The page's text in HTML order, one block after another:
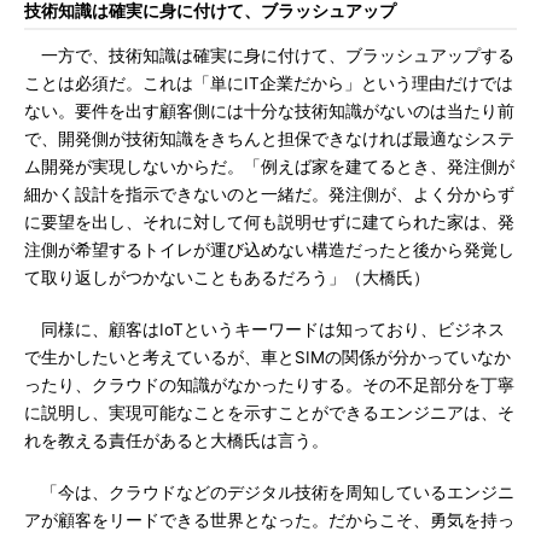
技術知識は確実に身に付けて、ブラッシュアップ
一方で、技術知識は確実に身に付けて、ブラッシュアップする
ことは必須だ。これは「単にIT企業だから」という理由だけでは
ない。要件を出す顧客側には十分な技術知識がないのは当たり前
で、開発側が技術知識をきちんと担保できなければ最適なシステ
ム開発が実現しないからだ。「例えば家を建てるとき、発注側が
細かく設計を指示できないのと一緒だ。発注側が、よく分からず
に要望を出し、それに対して何も説明せずに建てられた家は、発
注側が希望するトイレが運び込めない構造だったと後から発覚し
て取り返しがつかないこともあるだろう」（大橋氏）
同様に、顧客はIoTというキーワードは知っており、ビジネス
で生かしたいと考えているが、車とSIMの関係が分かっていなか
ったり、クラウドの知識がなかったりする。その不足部分を丁寧
に説明し、実現可能なことを示すことができるエンジニアは、そ
れを教える責任があると大橋氏は言う。
「今は、クラウドなどのデジタル技術を周知しているエンジニ
アが顧客をリードできる世界となった。だからこそ、勇気を持っ